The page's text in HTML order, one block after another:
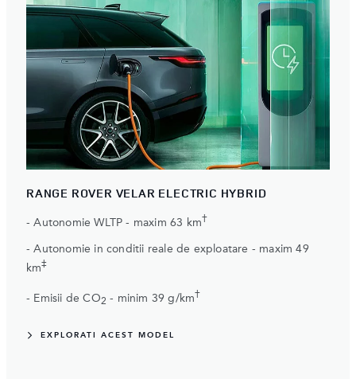
RANGE ROVER VELAR ELECTRIC HYBRID
- Autonomie WLTP - maxim 63 km†
- Autonomie in conditii reale de exploatare - maxim 49
km‡
- Emisii de CO2 - minim 39 g/km†
EXPLORATI ACEST MODEL